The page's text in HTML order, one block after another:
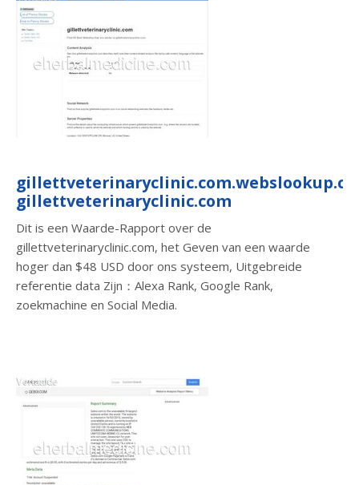
gillettveterinaryclinic.com
Dit is een Waarde-Rapport over de
gillettveterinaryclinic.com, het Geven van een waarde
hoger dan $48 USD door ons systeem, Uitgebreide
referentie data Zijn：Alexa Rank, Google Rank,
zoekmachine en Social Media.